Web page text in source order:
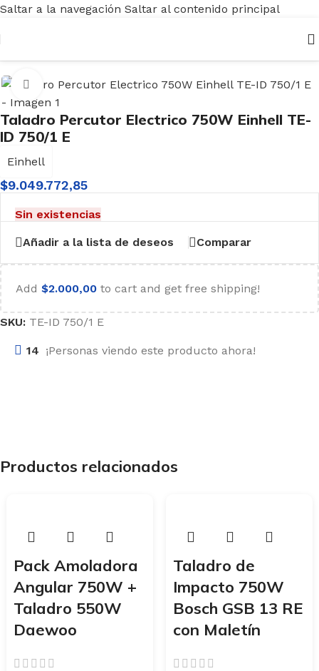
Saltar a la navegación Saltar al contenido principal
Haga clic para ampliar
Taladro Percutor Electrico 750W Einhell TE-
ID 750/1 E
Einhell
$9.049.772,85
Sin existencias
Añadir a la lista de deseos Comparar
Add $2.000,00 to cart and get free shipping!
SKU: TE-ID 750/1 E
14 ¡Personas viendo este producto ahora!
Productos relacionados
Pack Amoladora
Angular 750W +
Taladro 550W
Daewoo
Taladro de
Impacto 750W
Bosch GSB 13 RE
con Maletín